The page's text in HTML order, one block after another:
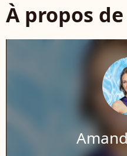
À propos de